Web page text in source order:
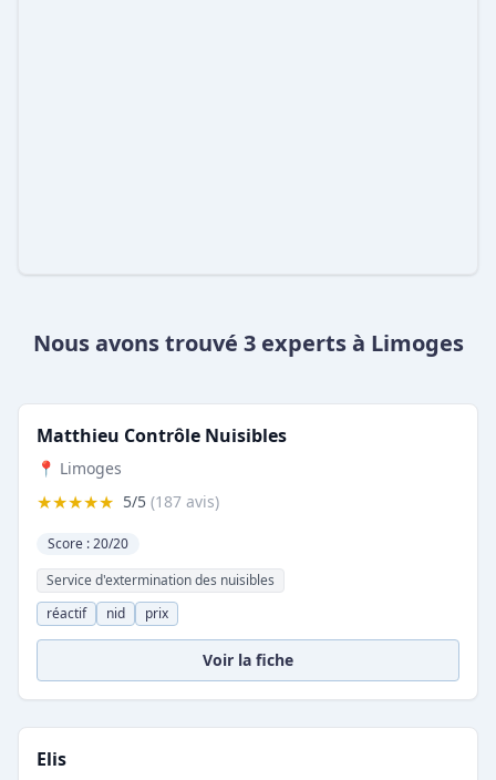
Nous avons trouvé 3 experts à Limoges
Matthieu Contrôle Nuisibles
📍 Limoges
★★★★★ 5/5 (187 avis)
Score : 20/20
Service d'extermination des nuisibles
réactif
nid prix
Voir la fiche
Elis